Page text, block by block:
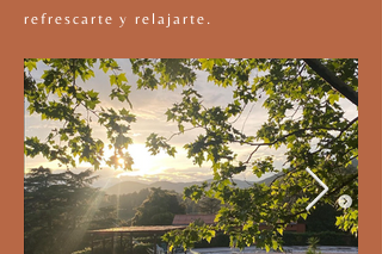
refrescarte y relajarte.